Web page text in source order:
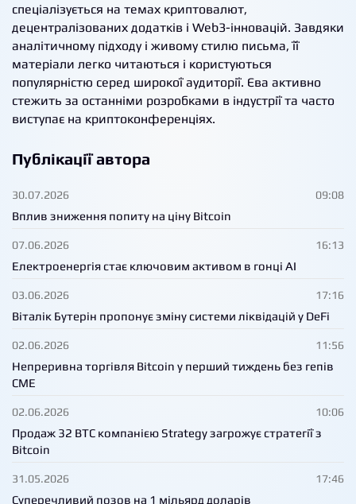
спеціалізується на темах криптовалют,
децентралізованих додатків і Web3-інновацій. Завдяки
аналітичному підходу і живому стилю письма, її
матеріали легко читаються і користуються
популярністю серед широкої аудиторії. Єва активно
стежить за останніми розробками в індустрії та часто
виступає на криптоконференціях.
Публікації автора
30.07.2026 09:08
Вплив зниження попиту на ціну Bitcoin
07.06.2026 16:13
Електроенергія стає ключовим активом в гонці AI
03.06.2026 17:16
Віталік Бутерін пропонує зміну системи ліквідацій у DeFi
02.06.2026 11:56
Непреривна торгівля Bitcoin у перший тиждень без гепів
CME
02.06.2026 10:06
Продаж 32 BTC компанією Strategy загрожує стратегії з
Bitcoin
31.05.2026 17:46
Суперечливий позов на 1 мільярд доларів